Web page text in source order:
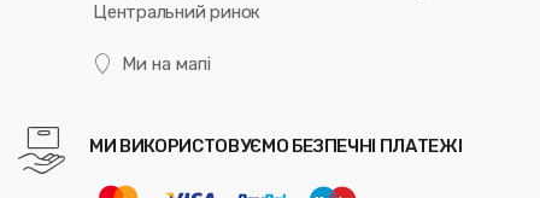
Центральний ринок
Ми на мапі
МИ ВИКОРИСТОВУЄМО БЕЗПЕЧНІ ПЛАТЕЖІ